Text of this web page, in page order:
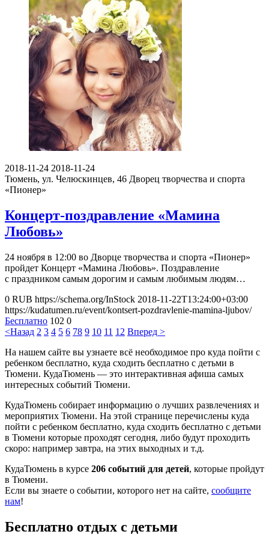
2018-11-24 2018-11-24
Тюмень, ул. Челюскинцев, 46 Дворец творчества и спорта
«Пионер»
Концерт-поздравление «Мамина
Любовь»
24 ноября в 12:00 во Дворце творчества и спорта «Пионер»
пройдет Концерт «Мамина Любовь». Поздравление
с праздником самым дорогим и самым любимым людям…
0 RUB https://schema.org/InStock 2018-11-22T13:24:00+03:00
https://kudatumen.ru/event/kontsert-pozdravlenie-mamina-ljubov/
Бесплатно 102 0
<Назад 2 3 4 5 6 78 9 10 11 12 Вперед >
На нашем сайте вы узнаете всё необходимое про куда пойти с
ребенком бесплатно, куда сходить бесплатно с детьми в
Тюмени. КудаТюмень — это интерактивная афиша самых
интересных событий Тюмени.
КудаТюмень собирает информацию о лучших развлечениях и
мероприятих Тюмени. На этой странице перечислены куда
пойти с ребенком бесплатно, куда сходить бесплатно с детьми
в Тюмени которые проходят сегодня, либо будут проходить
скоро: например завтра, на этих выходных и т.д.
КудаТюмень в курсе 206 событий для детей, которые пройдут
в Тюмени.
Если вы знаете о событии, которого нет на сайте, сообщите
нам!
Бесплатно отдых с детьми